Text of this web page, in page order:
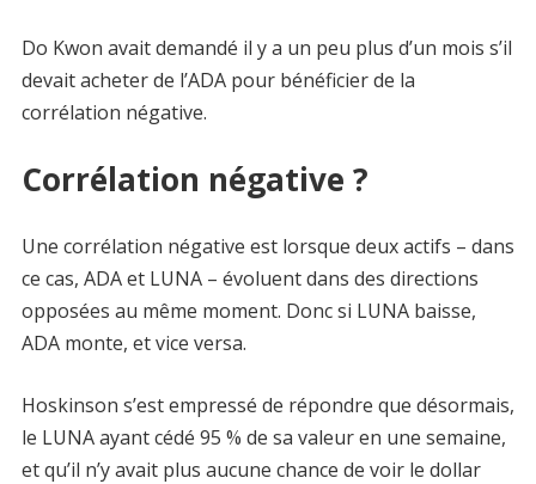
Do Kwon avait demandé il y a un peu plus d’un mois s’il
devait acheter de l’ADA pour bénéficier de la
corrélation négative.
Corrélation négative ?
Une corrélation négative est lorsque deux actifs – dans
ce cas, ADA et LUNA – évoluent dans des directions
opposées au même moment. Donc si LUNA baisse,
ADA monte, et vice versa.
Hoskinson s’est empressé de répondre que désormais,
le LUNA ayant cédé 95 % de sa valeur en une semaine,
et qu’il n’y avait plus aucune chance de voir le dollar